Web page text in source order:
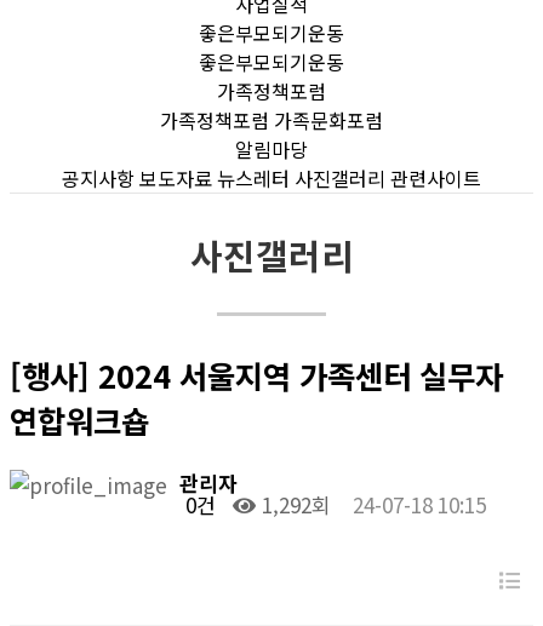
좋은부모되기운동
좋은부모되기운동
가족정책포럼
가족정책포럼 가족문화포럼
알림마당
공지사항보도자료뉴스레터 사진갤러리 관련사이트
사진갤러리
[행사] 2024 서울지역 가족센터 실무자
연합워크숍
관리자
0건 1,292회 24-07-18 10:15